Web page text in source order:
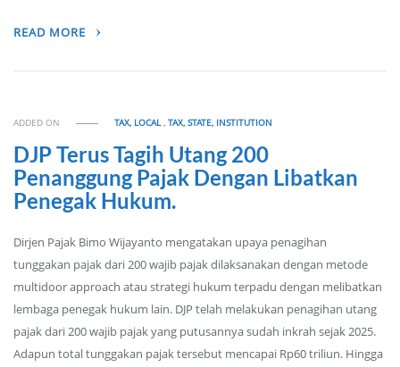
READ MORE
ADDED ON TAX, LOCAL,TAX, STATE, INSTITUTION
DJP Terus Tagih Utang 200
Penanggung Pajak Dengan Libatkan
Penegak Hukum.
Dirjen Pajak Bimo Wijayanto mengatakan upaya penagihan
tunggakan pajak dari 200 wajib pajak dilaksanakan dengan metode
multidoor approach atau strategi hukum terpadu dengan melibatkan
lembaga penegak hukum lain. DJP telah melakukan penagihan utang
pajak dari 200 wajib pajak yang putusannya sudah inkrah sejak 2025.
Adapun total tunggakan pajak tersebut mencapai Rp60 triliun. Hingga